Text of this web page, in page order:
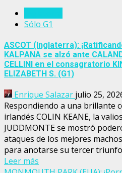
Sólo G1
ASCOT (Inglaterra):
KALPANA se alzó ante
CELLINI en el consagratorio
ELIZABETH S. (G1)
Enrique Salazar julio 25,
Respondiendo a una brillante
irlandés COLIN KEANE, la
JUDDMONTE se mostró
ataques de los mejores
para anotarse su tercer
Leer más